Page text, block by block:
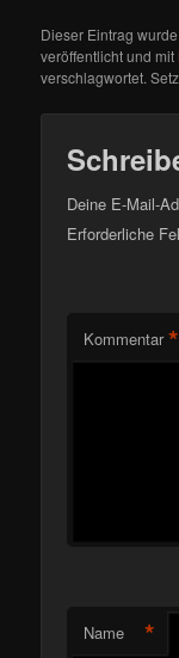
Dieser Eintrag
veröffentlicht und mit
verschlagwortet.
Deine E-Mail-
Erforderliche
Kommentar *
Name *